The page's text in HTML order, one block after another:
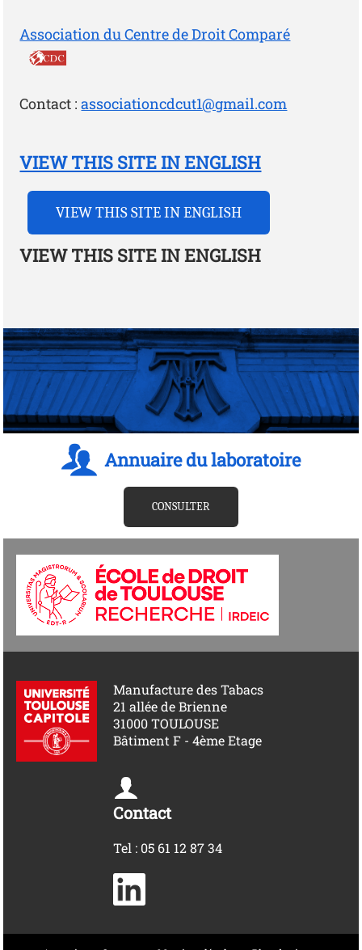
Association du Centre de Droit Comparé
Contact :associationcdcut1@gmail.com
VIEW THIS SITE IN ENGLISH
VIEW THIS SITE IN ENGLISH
VIEW THIS SITE IN ENGLISH
Annuaire du laboratoire
CONSULTER
Manufacture des Tabacs
21 allée de Brienne
31000 TOULOUSE
Bâtiment F - 4ème Etage
Contact
Tel : 05 61 12 87 34